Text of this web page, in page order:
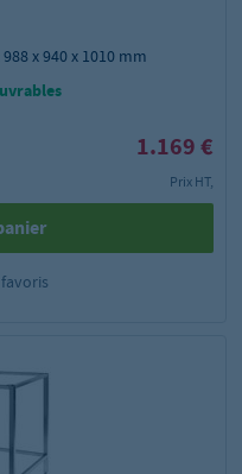
x 940 x 1010 mm
1.169 €
Prix HT,